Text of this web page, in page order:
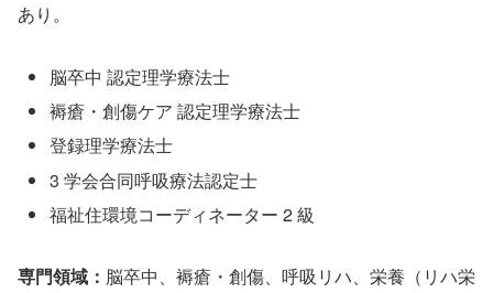
あり。
脳卒中 認定理学療法士
褥瘡・創傷ケア 認定理学療法士
登録理学療法士
3 学会合同呼吸療法認定士
福祉住環境コーディネーター 2 級
専門領域： 脳卒中、褥瘡・創傷、呼吸リハ、栄養（リハ栄